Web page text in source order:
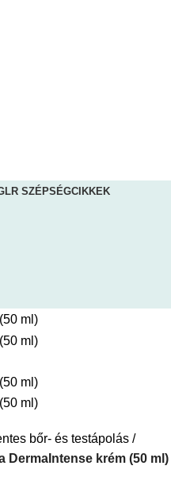
LR SZÉPSÉGCIKKEK
bőr- és testápolás
DermaIntense krém (50 ml)